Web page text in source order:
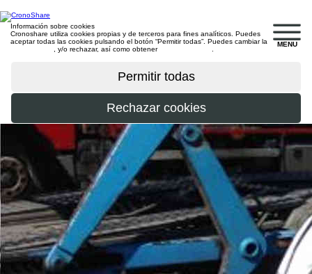
MENU
Información sobre cookies
Cronoshare utiliza cookies propias y de terceros para fines analíticos. Puedes
aceptar todas las cookies pulsando el botón “Permitir todas”. Puedes cambiar la
, y/o rechazar, así como obtener